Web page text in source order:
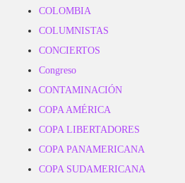
COLOMBIA
COLUMNISTAS
CONCIERTOS
Congreso
CONTAMINACIÓN
COPA AMÉRICA
COPA LIBERTADORES
COPA PANAMERICANA
COPA SUDAMERICANA